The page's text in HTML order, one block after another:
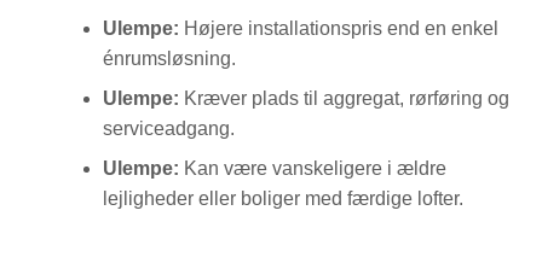
Ulempe: Højere installationspris end en enkel
énrumsløsning.
Ulempe: Kræver plads til aggregat, rørføring og
serviceadgang.
Ulempe: Kan være vanskeligere i ældre
lejligheder eller boliger med færdige lofter.